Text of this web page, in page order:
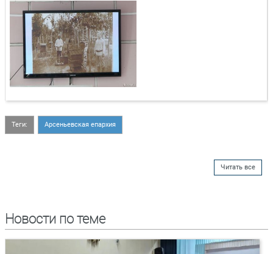
Теги: Арсеньевская епархия
Читать все
Новости по теме